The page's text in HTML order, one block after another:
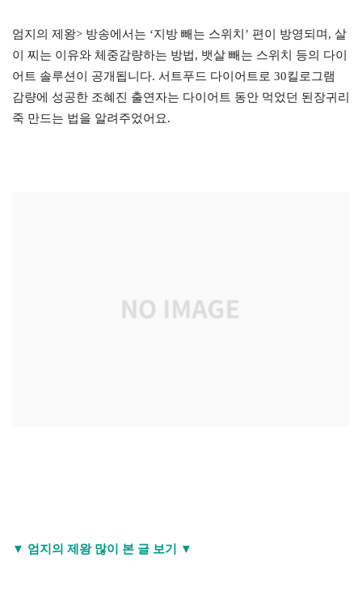
엄지의 제왕> 방송에서는 ‘지방 빼는 스위치’ 편이 방영되며, 살
이 찌는 이유와 체중감량하는 방법, 뱃살 빼는 스위치 등의 다이
어트 솔루션이 공개됩니다. 서트푸드 다이어트로 30킬로그램
감량에 성공한 조혜진 출연자는 다이어트 동안 먹었던 된장귀리
죽 만드는 법을 알려주었어요.
▼ 엄지의 제왕 많이 본 글 보기 ▼